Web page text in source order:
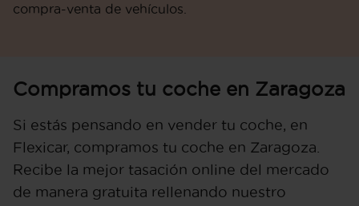
compra-venta de vehículos.
Compramos tu coche en Zaragoza
Si estás pensando en vender tu coche, en
Flexicar, compramos tu coche en Zaragoza.
Recibe la mejor tasación online del mercado
de manera gratuita rellenando nuestro